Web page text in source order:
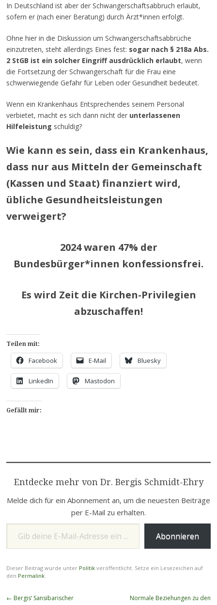
In Deutschland ist aber der Schwangerschaftsabbruch erlaubt,
sofern er (nach einer Beratung) durch Ärzt*innen erfolgt.
Ohne hier in die Diskussion um Schwangerschaftsabbrüche
einzutreten, steht allerdings Eines fest: sogar nach § 218a Abs.
2 StGB ist ein solcher Eingriff ausdrücklich erlaubt, wenn
die Fortsetzung der Schwangerschaft für die Frau eine
schwerwiegende Gefahr für Leben oder Gesundheit bedeutet.
Wenn ein Krankenhaus Entsprechendes seinem Personal
verbietet, macht es sich dann nicht der unterlassenen
Hilfeleistung schuldig?
Wie kann es sein, dass ein Krankenhaus,
dass nur aus Mitteln der Gemeinschaft
(Kassen und Staat) finanziert wird,
übliche Gesundheitsleistungen
verweigert?
2024 waren 47% der
Bundesbürger*innen konfessionsfrei.
Es wird Zeit die Kirchen-Privilegien
abzuschaffen!
Teilen mit:
Facebook E-Mail Bluesky
LinkedIn Mastodon
Gefällt mir:
Entdecke mehr von Dr. Bergis Schmidt-Ehry
Melde dich für ein Abonnement an, um die neuesten Beiträge
per E-Mail zu erhalten.
Gib deine E-Mail-Adresse ein ...
Abonnieren
Dieser Beitrag wurde unter Politikveröffentlicht. Setze ein Lesezeichen auf
den Permalink.
Beitragsnavigation
← Bergis‘ Sansibarischer
Normale Beziehungen zu den